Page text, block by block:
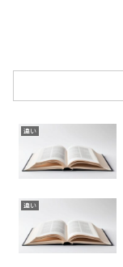
違い
違い